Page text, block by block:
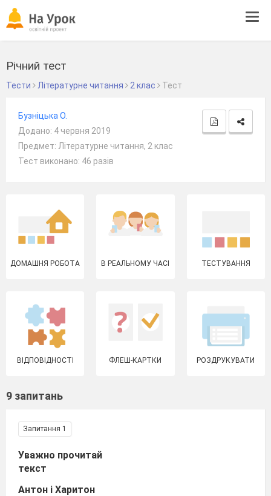
Річний тест
Тести Літературне читання 2 клас Тест
Бузніцька О.
Додано: 4 червня 2019
Предмет: Літературне читання, 2 клас
Тест виконано: 46 разів
ДОМАШНЯ РОБОТА В РЕАЛЬНОМУ ЧАСІ ТЕСТУВАННЯ
ВІДПОВІДНОСТІ ФЛЕШ-КАРТКИ РОЗДРУКУВАТИ
9 запитань
Запитання 1
Уважно прочитай
текст
Антон і Харитон